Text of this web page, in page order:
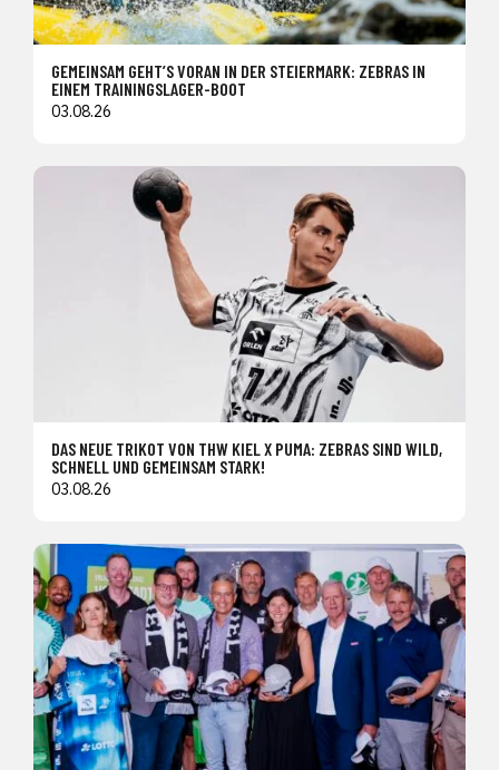
GEMEINSAM GEHT’S VORAN IN DER STEIERMARK: ZEBRAS IN
EINEM TRAININGSLAGER-BOOT
03.08.26
DAS NEUE TRIKOT VON THW KIEL X PUMA: ZEBRAS SIND WILD,
SCHNELL UND GEMEINSAM STARK!
03.08.26